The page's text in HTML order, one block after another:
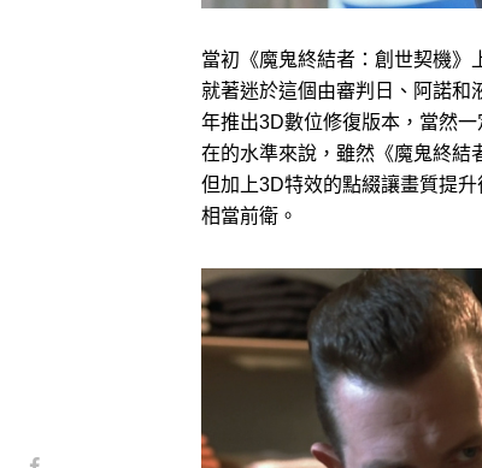
當初《魔鬼終結者：創世契機》
就著迷於這個由審判日、阿諾和
年推出3D數位修復版本，當然
在的水準來說，雖然《魔鬼終結
但加上3D特效的點綴讓畫質提
相當前衛。